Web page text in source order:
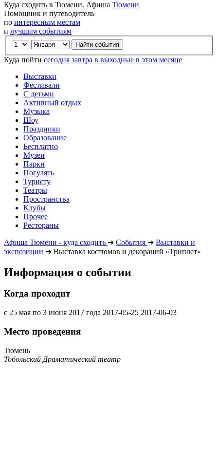
Куда сходить в Тюмени. Афиша Тюмени
Помощник и путеводитель
по интересным местам
и лучшим событиям
Куда пойти сегодня завтра в выходные в этом месяце
Выставки
Фестивали
С детьми
Активный отдых
Музыка
Шоу
Праздники
Образование
Бесплатно
Музеи
Парки
Погулять
Туристу
Театры
Пространства
Клубы
Прочее
Рестораны
Афиша Тюмени - куда сходить ➔ События ➔ Выставки и
экспозиции ➔ Выставка костюмов и декораций «Триплет»
Информация о событии
Когда проходит
с 25 мая по 3 июня 2017 года 2017-05-25 2017-06-03
Место проведения
Тюмень
Тобольский Драматический театр